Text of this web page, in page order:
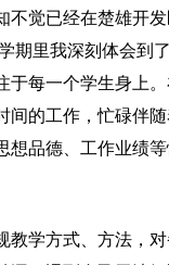
不觉已经在楚雄开
期里我深刻体会到
于每一个学生身上
间的工作，忙碌伴
想品德、工作业绩等
教学方式、方法，